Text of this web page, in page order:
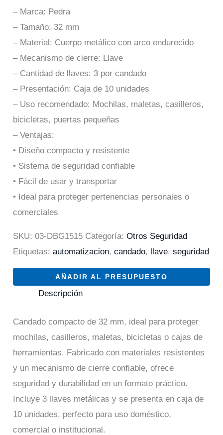
– Marca: Pedra
– Tamaño: 32 mm
– Material: Cuerpo metálico con arco endurecido
– Mecanismo de cierre: Llave
– Cantidad de llaves: 3 por candado
– Presentación: Caja de 10 unidades
– Uso recomendado: Mochilas, maletas, casilleros,
bicicletas, puertas pequeñas
– Ventajas:
• Diseño compacto y resistente
• Sistema de seguridad confiable
• Fácil de usar y transportar
• Ideal para proteger pertenencias personales o
comerciales
SKU:03-DBG1515 Categoría:Otros Seguridad
Etiquetas:automatizacion,candado, llave,seguridad
AÑADIR AL PRESUPUESTO
Descripción
Candado compacto de 32 mm, ideal para proteger
mochilas, casilleros, maletas, bicicletas o cajas de
herramientas. Fabricado con materiales resistentes
y un mecanismo de cierre confiable, ofrece
seguridad y durabilidad en un formato práctico.
Incluye 3 llaves metálicas y se presenta en caja de
10 unidades, perfecto para uso doméstico,
comercial o institucional.